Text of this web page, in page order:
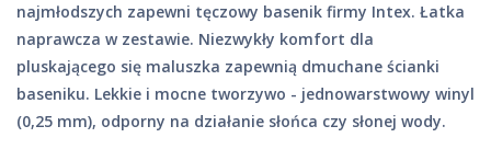
najmłodszych zapewni tęczowy basenik firmy Intex. Łatka
naprawcza w zestawie. Niezwykły komfort dla
pluskającego się maluszka zapewnią dmuchane ścianki
baseniku. Lekkie i mocne tworzywo - jednowarstwowy winyl
(0,25 mm), odporny na działanie słońca czy słonej wody.